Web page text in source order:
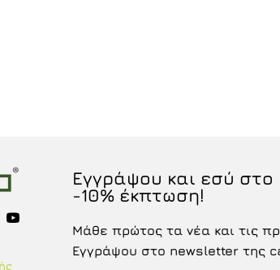
Εγγράψου και εσύ
-10% έκπτωση!
Μάθε πρώτος τα νέα και τις
Εγγράψου στο newsletter της